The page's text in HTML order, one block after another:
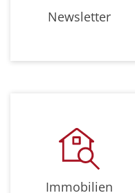
Newsletter
Immobilien